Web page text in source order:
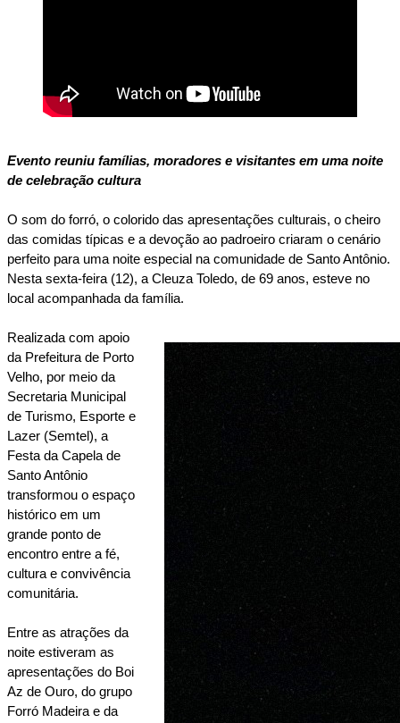
Evento reuniu famílias, moradores e visitantes em uma noite
de celebração cultura
O som do forró, o colorido das apresentações culturais, o cheiro
das comidas típicas e a devoção ao padroeiro criaram o cenário
perfeito para uma noite especial na comunidade de Santo Antônio.
Nesta sexta-feira (12), a Cleuza Toledo, de 69 anos, esteve no
local acompanhada da família.
Realizada com apoio
da Prefeitura de Porto
Velho, por meio da
Secretaria Municipal
de Turismo, Esporte e
Lazer (Semtel), a
Festa da Capela de
Santo Antônio
transformou o espaço
histórico em um
grande ponto de
encontro entre a fé,
cultura e convivência
comunitária.
Entre as atrações da
noite estiveram as
apresentações do Boi
Az de Ouro, do grupo
Forró Madeira e da